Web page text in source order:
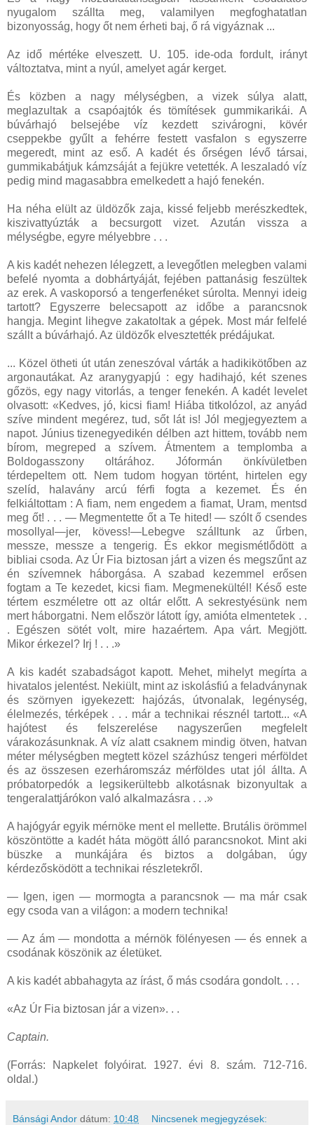
nyugalom szállta meg, valamilyen megfoghatatlan
bizonyosság, hogy őt nem érheti baj, ő rá vigyáznak ...
Az idő mértéke elveszett. U. 105. ide-oda fordult, irányt
változtatva, mint a nyúl, amelyet agár kerget.
És közben a nagy mélységben, a vizek súlya alatt,
meglazultak a csapóajtók és tömítések gummikarikái. A
búvárhajó belsejébe víz kezdett szivárogni, kövér
cseppekbe gyűlt a fehérre festett vasfalon s egyszerre
megeredt, mint az eső. A kadét és őrségen lévő társai,
gummikabátjuk kámzsáját a fejükre vetették. A leszaladó víz
pedig mind magasabbra emelkedett a hajó fenekén.
Ha néha elült az üldözők zaja, kissé feljebb merészkedtek,
kiszivattyúzták a becsurgott vizet. Azután vissza a
mélységbe, egyre mélyebbre . . .
A kis kadét nehezen lélegzett, a levegőtlen melegben valami
befelé nyomta a dobhártyáját, fejében pattanásig feszültek
az erek. A vaskoporsó a tengerfenéket súrolta. Mennyi ideig
tartott? Egyszerre belecsapott az időbe a parancsnok
hangja. Megint lihegve zakatoltak a gépek. Most már felfelé
szállt a búvárhajó. Az üldözők elvesztették prédájukat.
... Közel ötheti út után zeneszóval várták a hadikikötőben az
argonautákat. Az aranygyapjú : egy hadihajó, két szenes
gőzös, egy nagy vitorlás, a tenger fenekén. A kadét levelet
olvasott: «Kedves, jó, kicsi fiam! Hiába titkolózol, az anyád
szíve mindent megérez, tud, sőt lát is! Jól megjegyeztem a
napot. Június tizenegyedikén délben azt hittem, tovább nem
bírom, megreped a szívem. Átmentem a templomba a
Boldogasszony oltárához. Jóformán önkívületben
térdepeltem ott. Nem tudom hogyan történt, hirtelen egy
szelíd, halavány arcú férfi fogta a kezemet. És én
felkiáltottam : A fiam, nem engedem a fiamat, Uram, mentsd
meg őt! . . . — Megmentette őt a Te hited! — szólt ő csendes
mosollyal—jer, kövess!—Lebegve szálltunk az űrben,
messze, messze a tengerig. És ekkor megismétlődött a
bibliai csoda. Az Úr Fia biztosan járt a vizen és megszűnt az
én szívemnek háborgása. A szabad kezemmel erősen
fogtam a Te kezedet, kicsi fiam. Megmenekültél! Késő este
tértem eszméletre ott az oltár előtt. A sekrestyésünk nem
mert háborgatni. Nem először látott így, amióta elmentetek . .
. Egészen sötét volt, mire hazaértem. Apa várt. Megjött.
Mikor érkezel? Irj ! . . .»
A kis kadét szabadságot kapott. Mehet, mihelyt megírta a
hivatalos jelentést. Nekiült, mint az iskolásfiú a feladványnak
és szörnyen igyekezett: hajózás, útvonalak, legénység,
élelmezés, térképek . . . már a technikai résznél tartott... «A
hajótest és felszerelése nagyszerűen megfelelt
várakozásunknak. A víz alatt csaknem mindig ötven, hatvan
méter mélységben megtett közel százhúsz tengeri mérföldet
és az összesen ezerháromszáz mérföldes utat jól állta. A
próbatorpedók a legsikerültebb alkotásnak bizonyultak a
tengeralattjárókon való alkalmazásra . . .»
A hajógyár egyik mérnöke ment el mellette. Brutális örömmel
köszöntötte a kadét háta mögött álló parancsnokot. Mint aki
büszke a munkájára és biztos a dolgában, úgy
kérdezősködött a technikai részletekről.
— Igen, igen — mormogta a parancsnok — ma már csak
egy csoda van a világon: a modern technika!
— Az ám — mondotta a mérnök fölényesen — és ennek a
csodának köszönik az életüket.
A kis kadét abbahagyta az írást, ő más csodára gondolt. . . .
«Az Úr Fia biztosan jár a vizen». . .
Captain.
(Forrás: Napkelet folyóirat. 1927. évi 8. szám. 712-716.
oldal.)
Bánsági Andor dátum: 10:48 Nincsenek megjegyzések: